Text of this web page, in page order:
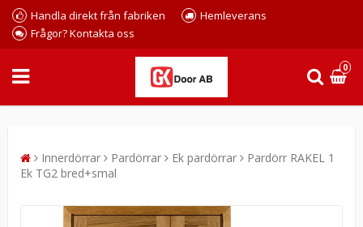
Handla direkt från fabriken
Hemleverans
Frågor? Kontakta oss
0
Innerdörrar Pardörrar Ek pardörrar
Pardörr RAKEL 1
Ek TG2 bred+smal